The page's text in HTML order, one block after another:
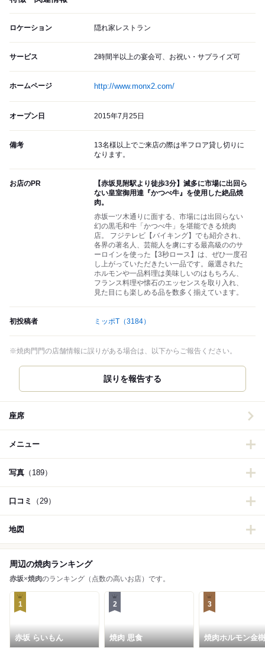
ロケーション 隠れ家レストラン
サービス 2時間半以上の宴会可、お祝い・サプライズ可
ホームページ http://www.monx2.com/
オープン日 2015年7月25日
備考
13名様以上でご来店の際は半フロア貸し切りに
なります。
お店のPR
【赤坂見附駅より徒歩3分】滅多に市場に出回ら
ない皇室御用達『かつべ牛』を使用した絶品焼
肉。
赤坂一ツ木通りに面する、市場には出回らない
幻の黒毛和牛「かつべ牛」を堪能できる焼肉
店。 フジテレビ【バイキング】でも紹介され、
各界の著名人、芸能人を虜にする最高級ののサ
ーロインを使った【3秒ロース】は、ぜひ一度召
し上がっていただきたい一品です。厳選された
ホルモンや一品料理は美味しいのはもちろん、
フランス料理や懐石のエッセンスを取り入れ、
見た目にも楽しめる品を数多く揃えています。
初投稿者 ミッポT （3184）
※焼肉門門の店舗情報に誤りがある場合は、以下からご報告ください。
誤りを報告する
座席
メニュー
写真 （189）
口コミ （29）
地図
周辺の焼肉ランキング
赤坂×焼肉のランキング（点数の高いお店）です。
1
赤坂 らいもん
2
焼肉 思食
3
焼肉ホルモン金樹